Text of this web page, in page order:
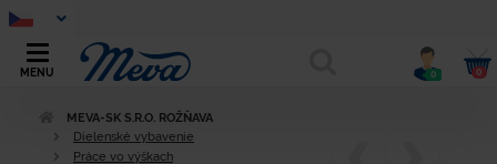
MENU 0 0
MEVA-SK S.R.O. ROŽŇAVA
Dielenské vybavenie
Práce vo výškach